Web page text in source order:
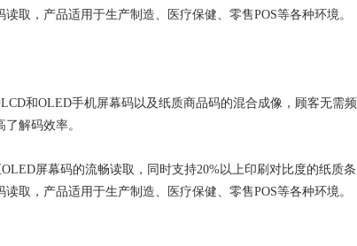
取，产品适用于生产制造、医疗保健、零售POS等各种环境。
和OLED手机屏幕码以及纸质商品码的混合成像，顾客无需频
解码效率。
屏幕码的流畅读取，同时支持20%以上印刷对比度的纸质条
取，产品适用于生产制造、医疗保健、零售POS等各种环境。